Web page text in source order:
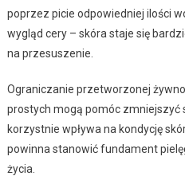
poprzez picie odpowiedniej ilości
wygląd cery – skóra staje się
na przesuszenie.
Ograniczanie przetworzonej
prostych mogą pomóc zmniejszyć
korzystnie wpływa na kondycję
powinna stanowić fundament
życia.